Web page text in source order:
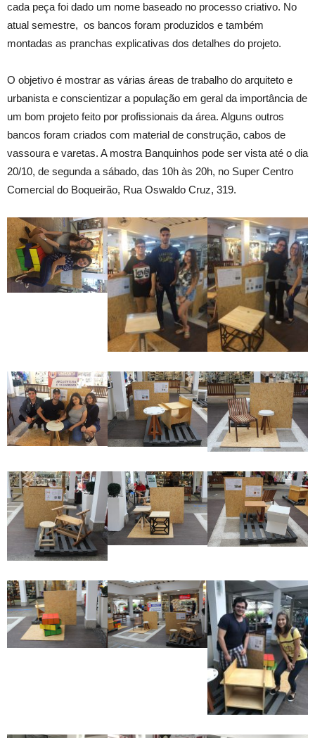
cada peça foi dado um nome baseado no processo criativo. No
atual semestre, os bancos foram produzidos e também
montadas as pranchas explicativas dos detalhes do projeto.
O objetivo é mostrar as várias áreas de trabalho do arquiteto e
urbanista e conscientizar a população em geral da importância de
um bom projeto feito por profissionais da área. Alguns outros
bancos foram criados com material de construção, cabos de
vassoura e varetas. A mostra Banquinhos pode ser vista até o dia
20/10, de segunda a sábado, das 10h às 20h, no Super Centro
Comercial do Boqueirão, Rua Oswaldo Cruz, 319.